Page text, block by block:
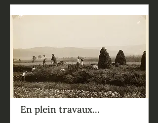
En plein travaux...